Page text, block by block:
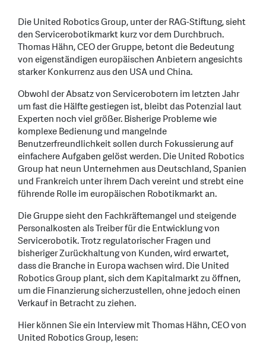
Die United Robotics Group, unter der RAG-Stiftung, sieht
den Servicerobotikmarkt kurz vor dem Durchbruch.
Thomas Hähn, CEO der Gruppe, betont die Bedeutung
von eigenständigen europäischen Anbietern angesichts
starker Konkurrenz aus den USA und China.
Obwohl der Absatz von Servicerobotern im letzten Jahr
um fast die Hälfte gestiegen ist, bleibt das Potenzial laut
Experten noch viel größer. Bisherige Probleme wie
komplexe Bedienung und mangelnde
Benutzerfreundlichkeit sollen durch Fokussierung auf
einfachere Aufgaben gelöst werden. Die United Robotics
Group hat neun Unternehmen aus Deutschland, Spanien
und Frankreich unter ihrem Dach vereint und strebt eine
führende Rolle im europäischen Robotikmarkt an.
Die Gruppe sieht den Fachkräftemangel und steigende
Personalkosten als Treiber für die Entwicklung von
Servicerobotik. Trotz regulatorischer Fragen und
bisheriger Zurückhaltung von Kunden, wird erwartet,
dass die Branche in Europa wachsen wird. Die United
Robotics Group plant, sich dem Kapitalmarkt zu öffnen,
um die Finanzierung sicherzustellen, ohne jedoch einen
Verkauf in Betracht zu ziehen.
Hier können Sie ein Interview mit Thomas Hähn, CEO von
United Robotics Group, lesen: